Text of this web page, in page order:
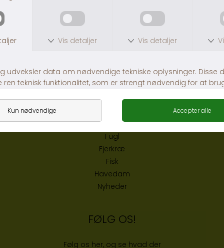
Cookie og privatlivspolitik
WEBSHOP
Kat
Hund
Gnaver og kanin
Fugl
Fjerkræ
Fisk
Havedam
Nyheder
FØLG OS!
Følg os her, og se hvad der